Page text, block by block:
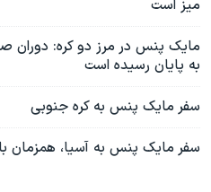
میز است
مایک پنس در مرز دو کره: دوران
به پایان رسیده است
سفر مایک پنس به کره جنوبی
سفر مایک پنس به آسیا، همزمان